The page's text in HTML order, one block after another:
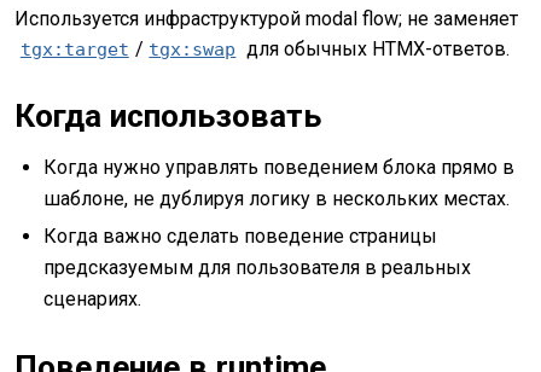
Используется инфраструктурой modal flow; не заменяет
tgx:target / tgx:swap для обычных HTMX-ответов.
Когда использовать
Когда нужно управлять поведением блока прямо в
шаблоне, не дублируя логику в нескольких местах.
Когда важно сделать поведение страницы
предсказуемым для пользователя в реальных
сценариях.